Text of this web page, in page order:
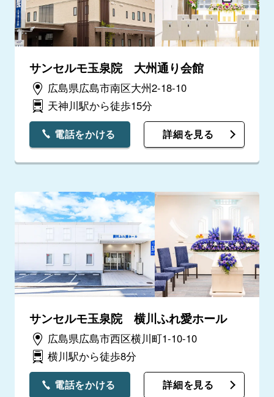
サンセルモ玉泉院 大州通り会館
広島県広島市南区大州2-18-10
天神川駅から徒歩15分
電話をかける 詳細を見る
サンセルモ玉泉院 横川ふれ愛ホール
広島県広島市西区横川町1-10-10
横川駅から徒歩8分
電話をかける 詳細を見る